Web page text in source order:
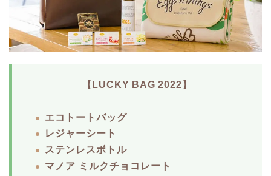
【 LUCKY BAG 2022 】
エコトートバッグ
レジャーシート
ステンレスボトル
マノア ミルクチョコレート